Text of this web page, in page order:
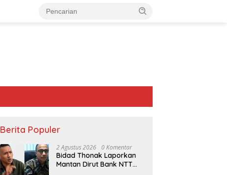
Berita Populer
2 Agustus 2026 0 Komentar
Bidad Thonak Laporkan
Mantan Dirut Bank NTT